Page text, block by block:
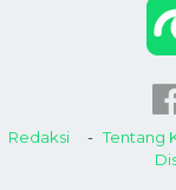
Redaksi Tentang